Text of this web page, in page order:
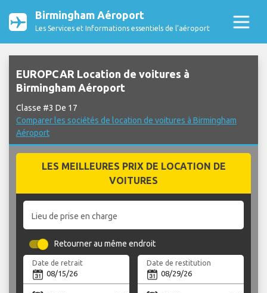
Birmingham Aéroport
Les Services et Informations essentiels de l’aéroport
EUROPCAR Location de voitures à
Birmingham Aéroport
Classe #3 De 17
Comparer les sociétés de location de voitures à Birmingham
Aéroport
LES MEILLEURES PRIX DE LOCATION DE
VOITURES
Lieu de prise en charge
Retourner au même endroit
Date de retrait Date de restitution